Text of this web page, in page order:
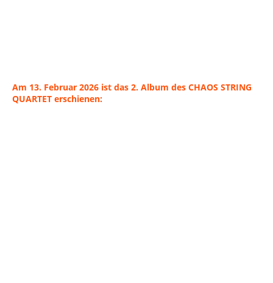
Am 13. Februar 2026 ist das 2. Album des CHAOS STRING
QUARTET erschienen: